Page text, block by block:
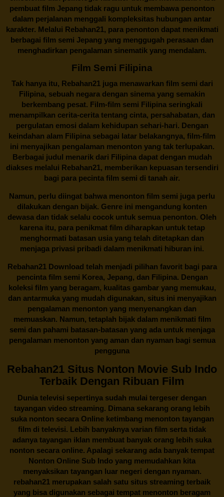
pembuat film Jepang tidak ragu untuk membawa penonton
dalam perjalanan menggali kompleksitas hubungan antar
karakter. Melalui Rebahan21, para penonton dapat menikmati
berbagai film semi Jepang yang menggugah perasaan dan
menghadirkan pengalaman sinematik yang mendalam.
Film Semi Filipina
Tak hanya itu, Rebahan21juga menawarkan film semi dari
Filipina, sebuah negara dengan sinema yang semakin
berkembang pesat. Film-film semi Filipina seringkali
menampilkan cerita-cerita tentang cinta, persahabatan, dan
pergulatan emosi dalam kehidupan sehari-hari. Dengan
keindahan alam Filipina sebagai latar belakangnya, film-film
ini menyajikan pengalaman menonton yang tak terlupakan.
Berbagai judul menarik dari Filipina dapat dengan mudah
diakses melalui Rebahan21, memberikan kepuasan tersendiri
bagi para pecinta film semi di tanah air.
Namun, perlu diingat bahwa menonton film semi juga perlu
dilakukan dengan bijak. Genre ini mengandung konten
dewasa dan tidak selalu cocok untuk semua penonton. Oleh
karena itu, para penikmat film diharapkan untuk tetap
menghormati batasan usia yang telah ditetapkan dan
menjaga privasi pribadi dalam menikmati hiburan ini.
Rebahan21Download telah menjadi pilihan favorit bagi para
pencinta film semi Korea, Jepang, dan Filipina. Dengan
koleksi film yang beragam, kualitas gambar yang memukau,
dan antarmuka yang mudah digunakan, situs ini menyajikan
pengalaman menonton yang menyenangkan dan
memuaskan. Namun, tetaplah bijak dalam menikmati film
semi dan pahami batasan-batasan yang ada untuk menjaga
pengalaman menonton yang aman dan nyaman bagi semua
pengguna
Rebahan21 Situs Nonton Movie Sub Indo
Terbaik Dengan Ribuan Film
Dunia televisi sepertinya sudah mulai tergeser dengan
tayangan video streaming. Dimana sekarang orang lebih
suka nonton secara Online ketimbang menonton tayangan
film di televisi. Lebih banyaknya varian film serta tidak
adanya tayangan iklan membuat banyak orang lebih suka
nonton secara online. Apalagi sekarang ada banyak tempat
Nonton Online Sub Indo yang memudahkan kita
menyaksikan tayangan luar negeri dengan nyaman.
rebahan21 merupakan salah satu situs streaming terbaik
yang bisa digunakan sebagai tempat menonton beragam